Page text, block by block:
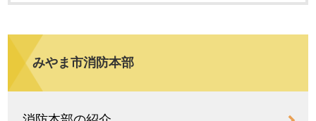
みやま市消防本部